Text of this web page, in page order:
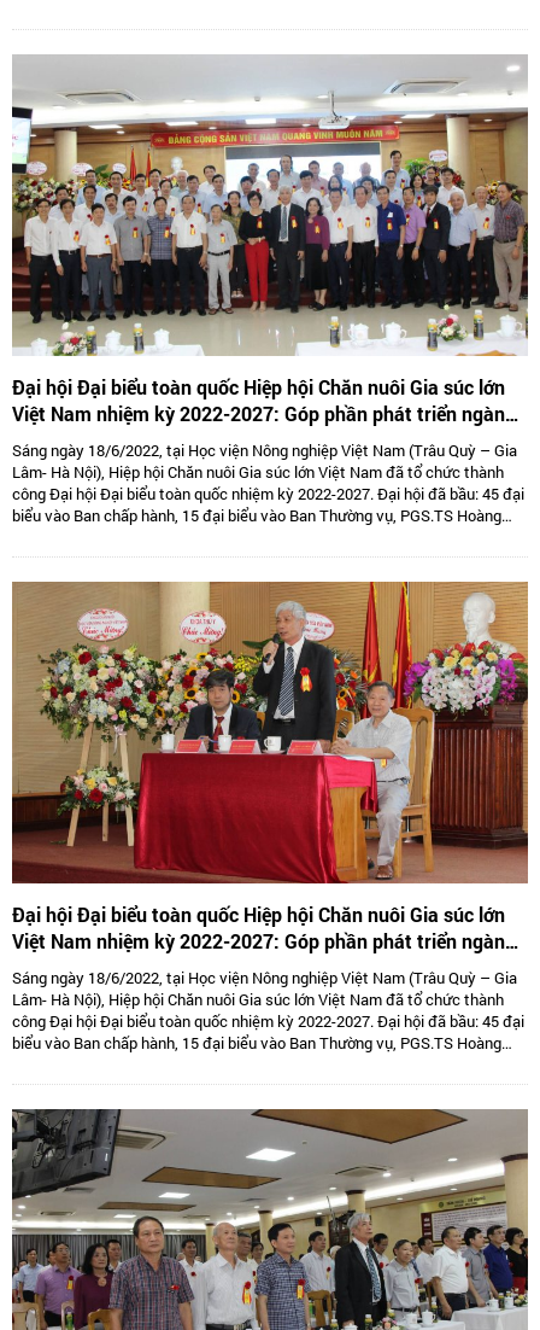
Chủ tịch kiêm Tổng thư kí và 05 Phó Chủ tịch là: TS Tống Xuân Chinh,
PGS.TS Sử Thanh Long, bà Tô Tuệ Lang, ông Đặng Thái Nhị, ông Hà Văn An.
Đại hội Đại biểu toàn quốc Hiệp hội Chăn nuôi Gia súc lớn
Việt Nam nhiệm kỳ 2022-2027: Góp phần phát triển ngành
Chăn nuôi gia súc lớn Việt Nam bền vững
Sáng ngày 18/6/2022, tại Học viện Nông nghiệp Việt Nam (Trâu Quỳ – Gia
Lâm- Hà Nội), Hiệp hội Chăn nuôi Gia súc lớn Việt Nam đã tổ chức thành
công Đại hội Đại biểu toàn quốc nhiệm kỳ 2022-2027. Đại hội đã bầu: 45 đại
biểu vào Ban chấp hành, 15 đại biểu vào Ban Thường vụ, PGS.TS Hoàng
Chủ tịch kiêm Tổng thư kí và 05 Phó Chủ tịch là: TS Tống Xuân Chinh,
PGS.TS Sử Thanh Long, bà Tô Tuệ Lang, ông Đặng Thái Nhị, ông Hà Văn An.
Đại hội Đại biểu toàn quốc Hiệp hội Chăn nuôi Gia súc lớn
Việt Nam nhiệm kỳ 2022-2027: Góp phần phát triển ngành
Chăn nuôi gia súc lớn Việt Nam bền vững
Sáng ngày 18/6/2022, tại Học viện Nông nghiệp Việt Nam (Trâu Quỳ – Gia
Lâm- Hà Nội), Hiệp hội Chăn nuôi Gia súc lớn Việt Nam đã tổ chức thành
công Đại hội Đại biểu toàn quốc nhiệm kỳ 2022-2027. Đại hội đã bầu: 45 đại
biểu vào Ban chấp hành, 15 đại biểu vào Ban Thường vụ, PGS.TS Hoàng
Chủ tịch kiêm Tổng thư kí và 05 Phó Chủ tịch là: TS Tống Xuân Chinh,
PGS.TS Sử Thanh Long, bà Tô Tuệ Lang, ông Đặng Thái Nhị, ông Hà Văn An.